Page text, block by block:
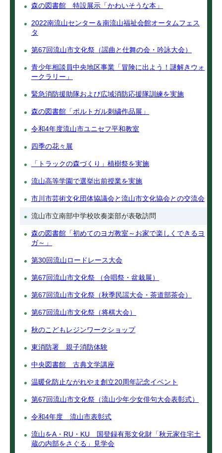
森の図書館 特設展示「かわいそうな本」
2022南流山センター＆南流山福祉会館オータムフェス
タ
第67回流山市文化祭（謡曲と仕舞の会・吟詠大会）
青少年相談員中央地区事業「冒険に出よう！謎解きウォ
ークラリー」
緊急消防援助隊および広域消防応援隊訓練を実施
森の図書館「ポルトガル刺繍作品展」
令和4年度流山市ユニセフ平和教室
四季の花々展
「トラックの森づくり」植樹祭を実施
流山高等学園で選挙出前授業を実施
市川市芸術文化団体協議会と流山市文化協会との交流会
流山市立南部中学校吹奏楽部が表敬訪問
森の図書館「初めてのヨガ教室～お家で楽しくできるヨ
ガ～」
第30回流山ロードレース大会
第67回流山市文化祭 （合唱祭・盆栽展）
第67回流山市文化祭（秋季民謡大会・茶道部茶会）
第67回流山市文化祭（将棋大会）
秋のこどもレジンワークショップ
東消防署 親子消防体験
中央図書館 古典文学講座
温暖化防止ながれやま創立20周年記念イベント
第67回流山市文化祭（流山少年少女俳句大会表彰式）
令和4年度 流山市表彰式
流山をA・RU・KU 国登録有形文化財「秋元家住宅土
蔵の内部をさぐる」見学会